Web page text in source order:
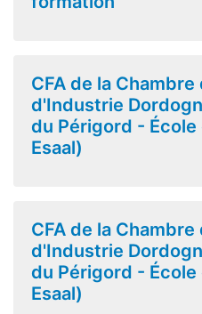
CFA de la
d'Industrie
du Périgord -
Esaal)
CFA de la
d'Industrie
du Périgord -
Esaal)